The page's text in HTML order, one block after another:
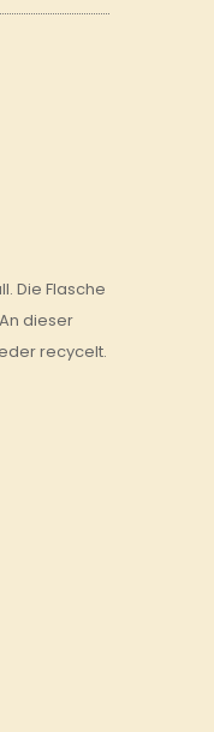
Die Flasche
dieser
recycelt.